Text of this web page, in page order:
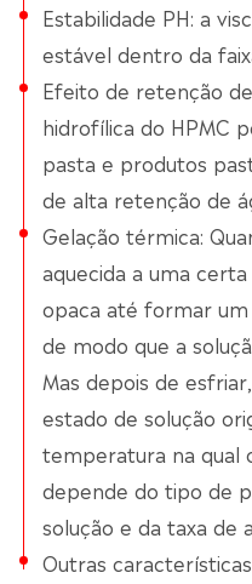
Estabilidade PH: a
estável dentro da
Efeito de retenção
hidrofílica do HPMC
pasta e produtos
de alta retenção de
Gelação térmica:
aquecida a uma
opaca até formar um
de modo que a
Mas depois de
estado de solução
temperatura na qual
depende do tipo de
solução e da taxa de
Outras